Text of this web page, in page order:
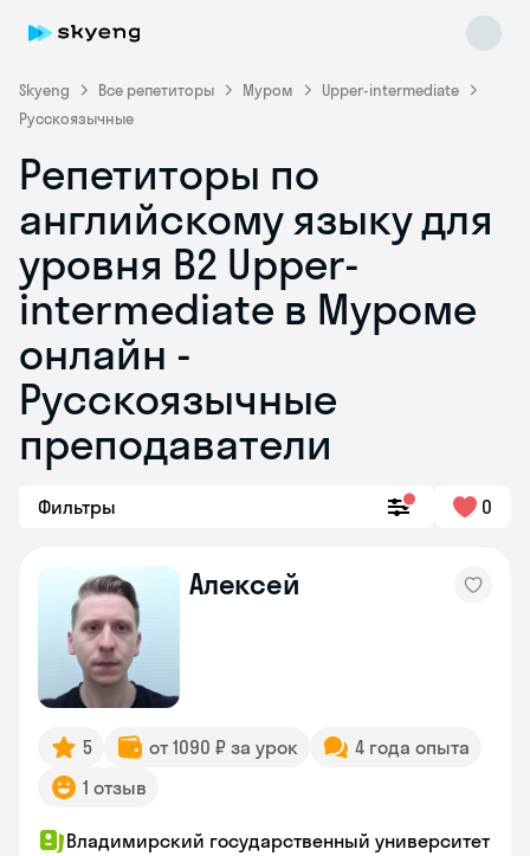
Skyeng Все репетиторы Муром
Upper-intermediate
Русскоязычные
Репетиторы по
английскому языку для
уровня B2 Upper-
intermediate в Муроме
онлайн -
Русскоязычные
преподаватели
Фильтры 0
Алексей
5 от 1090 ₽ за урок
4 года опыта
1 отзыв
Владимирский государственный университет
Skyeng Chat